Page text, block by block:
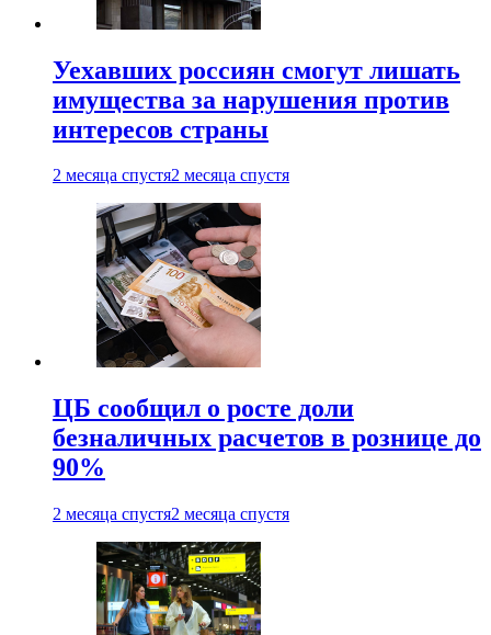
Уехавших россиян смогут лишать
имущества за нарушения против
интересов страны
2 месяца спустя2 месяца спустя
ЦБ сообщил о росте доли
безналичных расчетов в рознице до
90%
2 месяца спустя2 месяца спустя